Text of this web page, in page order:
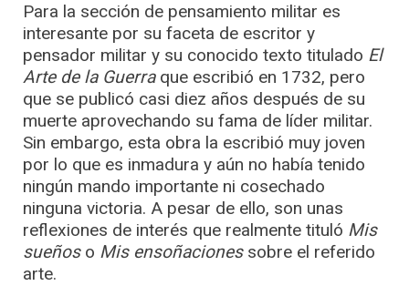
Para la sección de pensamiento militar es
interesante por su faceta de escritor y
pensador militar y su conocido texto titulado El
Arte de la Guerraque escribió en 1732, pero
que se publicó casi diez años después de su
muerte aprovechando su fama de líder militar.
Sin embargo, esta obra la escribió muy joven
por lo que es inmadura y aún no había tenido
ningún mando importante ni cosechado
ninguna victoria. A pesar de ello, son unas
reflexiones de interés que realmente tituló Mis
sueñoso Mis ensoñacionessobre el referido
arte.